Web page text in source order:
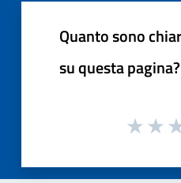
Quanto sono
su questa pagina?